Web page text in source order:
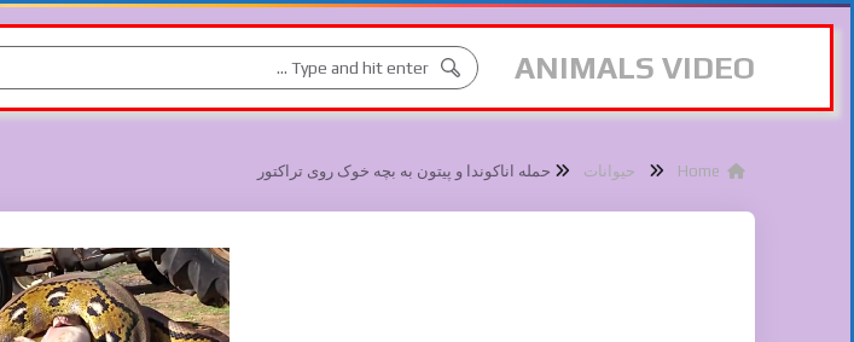
ANIMALS VIDEO
حیوانات حمله اناکوندا و پیتون به بچه خوک روی تراکتور